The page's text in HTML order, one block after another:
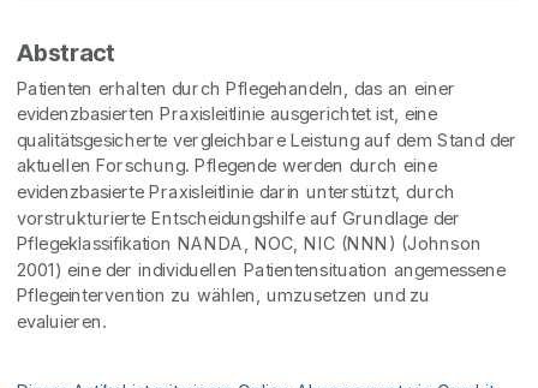
Abstract
Patienten erhalten durch Pflegehandeln, das an einer
evidenzbasierten Praxisleitlinie ausgerichtet ist, eine
qualitätsgesicherte vergleichbare Leistung auf dem Stand der
aktuellen Forschung. Pflegende werden durch eine
evidenzbasierte Praxisleitlinie darin unterstützt, durch
vorstrukturierte Entscheidungshilfe auf Grundlage der
Pflegeklassifikation NANDA, NOC, NIC (NNN) (Johnson
2001) eine der individuellen Patientensituation angemessene
Pflegeintervention zu wählen, umzusetzen und zu
evaluieren.